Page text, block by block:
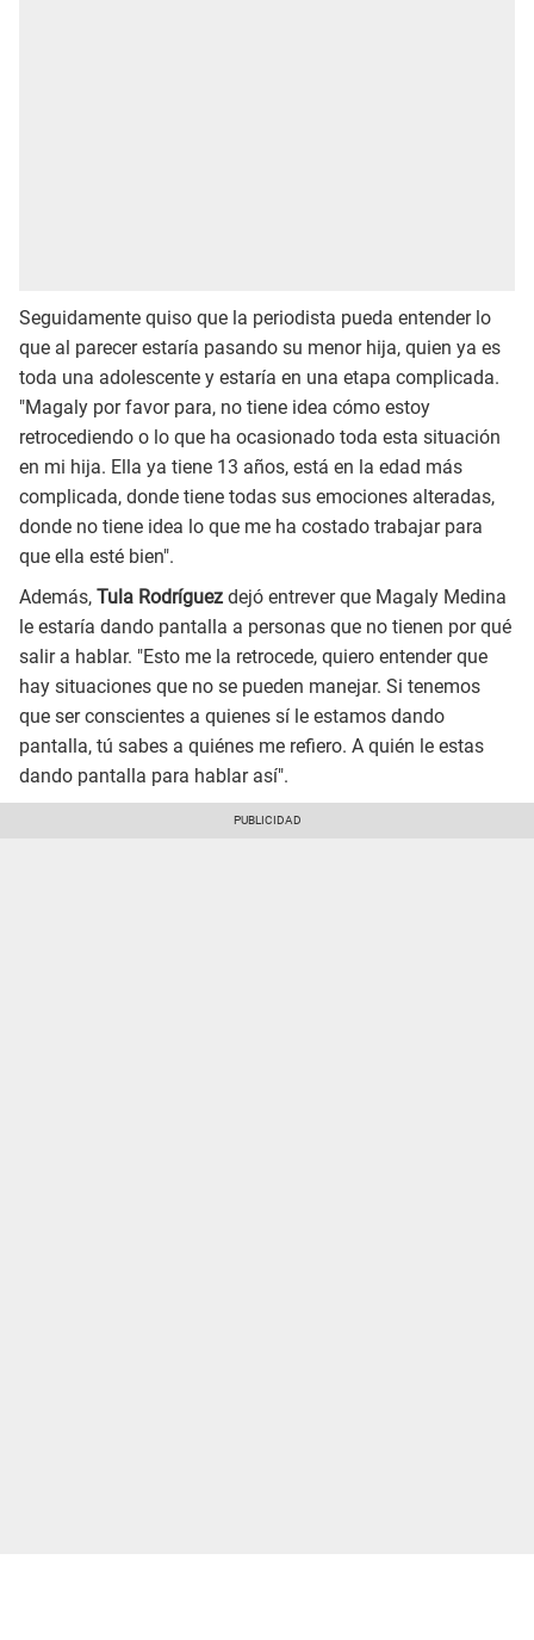
Seguidamente quiso que la periodista pueda entender lo
que al parecer estaría pasando su menor hija, quien ya es
toda una adolescente y estaría en una etapa complicada.
"Magaly por favor para, no tiene idea cómo estoy
retrocediendo o lo que ha ocasionado toda esta situación
en mi hija. Ella ya tiene 13 años, está en la edad más
complicada, donde tiene todas sus emociones alteradas,
donde no tiene idea lo que me ha costado trabajar para
que ella esté bien".
Además, Tula Rodríguez dejó entrever que Magaly Medina
le estaría dando pantalla a personas que no tienen por qué
salir a hablar. "Esto me la retrocede, quiero entender que
hay situaciones que no se pueden manejar. Si tenemos
que ser conscientes a quienes sí le estamos dando
pantalla, tú sabes a quiénes me refiero. A quién le estas
dando pantalla para hablar así".